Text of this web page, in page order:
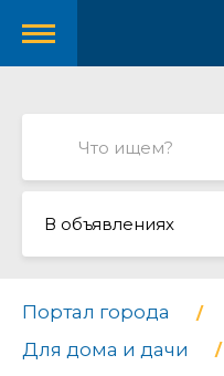
В объявлениях
Портал города
Для дома и дачи